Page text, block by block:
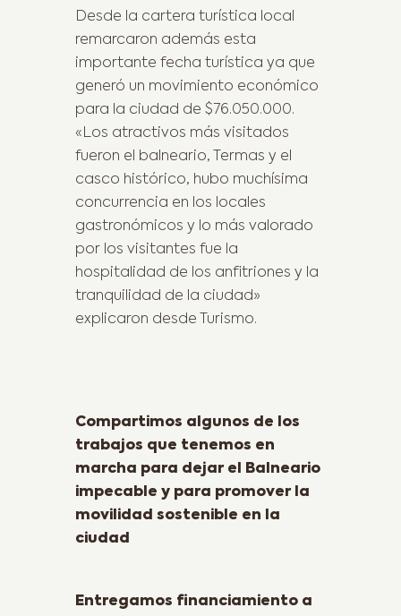
Desde la cartera turística local
remarcaron además esta
importante fecha turística ya que
generó un movimiento económico
para la ciudad de $76.050.000.
«Los atractivos más visitados
fueron el balneario, Termas y el
casco histórico, hubo muchísima
concurrencia en los locales
gastronómicos y lo más valorado
por los visitantes fue la
hospitalidad de los anfitriones y la
tranquilidad de la ciudad»
explicaron desde Turismo.
Compartimos algunos de los
trabajos que tenemos en
marcha para dejar el Balneario
impecable y para promover la
movilidad sostenible en la
ciudad
Entregamos financiamiento a